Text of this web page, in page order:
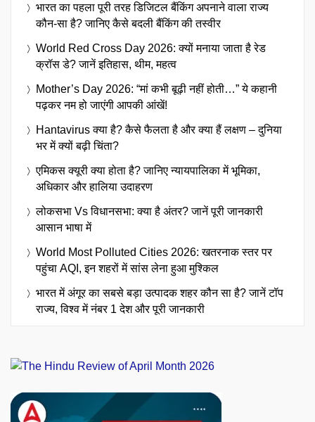
भारत का पहला पूरी तरह डिजिटल बैंकिंग अपनाने वाला राज्य
कौन-सा है? जानिए कैसे बदली बैंकिंग की तस्वीर
World Red Cross Day 2026: क्यों मनाया जाता है रेड
क्रॉस डे? जानें इतिहास, थीम, महत्व
Mother’s Day 2026: “मां कभी बूढ़ी नहीं होती…” ये कहानी
पढ़कर नम हो जाएंगी आपकी आंखें!
Hantavirus क्या है? कैसे फैलता है और क्या हैं लक्षण – दुनिया
भर में क्यों बढ़ी चिंता?
एमिकस क्यूरी क्या होता है? जानिए न्यायपालिका में भूमिका,
अधिकार और हालिया उदाहरण
लोकसभा Vs विधानसभा: क्या है अंतर? जानें पूरी जानकारी
आसान भाषा में
World Most Polluted Cities 2026: खतरनाक स्तर पर
पहुंचा AQI, इन शहरों में सांस लेना हुआ मुश्किल
भारत में अंगूर का सबसे बड़ा उत्पादक शहर कौन सा है? जानें टॉप
राज्य, विश्व में नंबर 1 देश और पूरी जानकारी